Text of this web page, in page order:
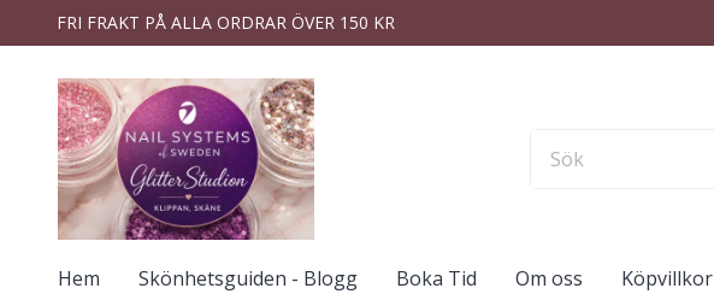
FRI FRAKT PÅ ALLA ORDRAR ÖVER 150 KR
Hem Skönhetsguiden - Blogg Boka Tid Om oss Köpvillkor